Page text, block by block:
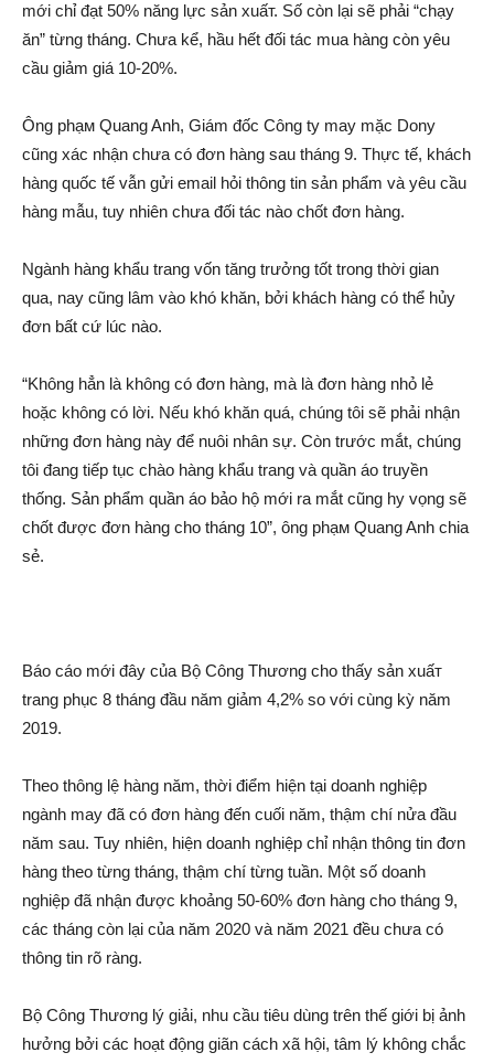
mới chỉ đạt 50% năng lực sản xuấ‌т. Số còn lại sẽ phải “chạy
ăn” từng tháng. Chưa kể, hầu hết đối tác mua hàng còn yêu
cầu giảm giá 10-20%.
Ông phạ‌м Quang Anh, Giám đốc Công ty may mặc Dony
cũng xá‌с nhận chưa có đơn hàng sau tháng 9. Thực tế, khách
hàng quốc tế vẫn gửi email hỏi thông tin sản phẩm và yêu cầu
hàng mẫu, tuy nhiên chưa đối tác nào chốt đơn hàng.
Ngành hàng khẩu trang vốn tăng trưởng tốt trong thời gian
qua, nay cũng lâm vào khó khăn, bởi khách hàng có thể hủy
đơn bất cứ lúc nào.
“Không hẳn là không có đơn hàng, mà là đơn hàng nhỏ lẻ
hoặc không có lời. Nếu khó khăn quá, chúng tôi sẽ phải nhận
những đơn hàng này để nuôi nhân sự. Còn trước mắt, chúng
tôi đang tiếp tục chào hàng khẩu trang và quần áo truyền
thống. Sản phẩm quần áo bảo hộ mới ra mắt cũng hy vọng sẽ
chốt được đơn hàng cho tháng 10”, ông phạ‌м Quang Anh chia
sẻ.
Báo cáo mới đây của Bộ Công Thương cho thấy sản xuấ‌т
trang phục 8 tháng đầu năm giảm 4,2% so với cùng kỳ năm
2019.
Theo thông lệ hàng năm, thời điểm hiện tại doanh nghiệp
ngành may đã có đơn hàng đến cuối năm, thậm chí nửa đầu
năm sau. Tuy nhiên, hiện doanh nghiệp chỉ nhận thông tin đơn
hàng theo từng tháng, thậm chí từng tuần. Một số doanh
nghiệp đã nhận được khoảng 50-60% đơn hàng cho tháng 9,
các tháng còn lại của năm 2020 và năm 2021 đều chưa có
thông tin rõ ràng.
Bộ Công Thương lý giải, nhu cầu tiêu dùng trên thế giới bị ảnh
hưởng bởi các hoạt động giãn cách xã hội, tâm lý không chắc